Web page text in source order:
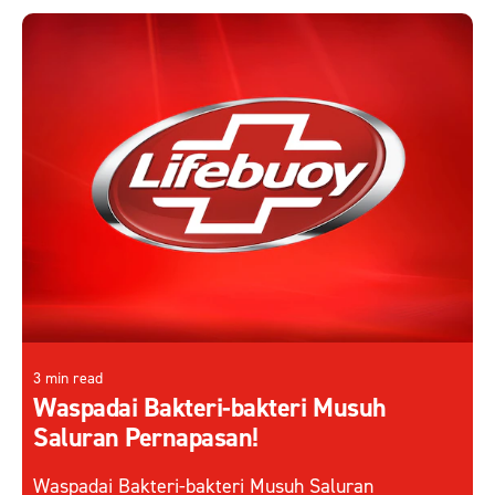
3 min read
Waspadai Bakteri-bakteri Musuh
Saluran Pernapasan!
Waspadai Bakteri-bakteri Musuh Saluran